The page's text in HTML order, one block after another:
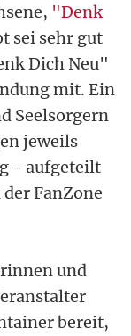
"Denk
sei sehr gut
Dich Neu"
mit. Ein
Seelsorgern
jeweils
- aufgeteilt
FanZone
und
bereit,